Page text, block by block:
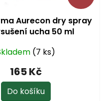
Aurecon dry spray
ucha 50 ml
(7 ks)
165 Kč
Do košíku